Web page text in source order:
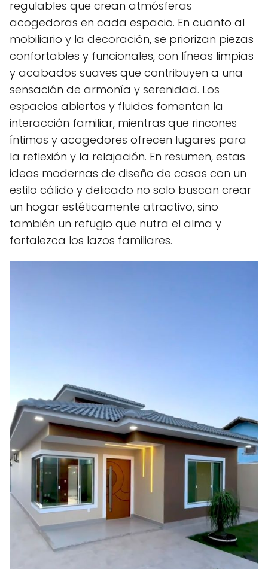
regulables que crean atmósferas
acogedoras en cada espacio. En cuanto al
mobiliario y la decoración, se priorizan piezas
confortables y funcionales, con líneas limpias
y acabados suaves que contribuyen a una
sensación de armonía y serenidad. Los
espacios abiertos y fluidos fomentan la
interacción familiar, mientras que rincones
íntimos y acogedores ofrecen lugares para
la reflexión y la relajación. En resumen, estas
ideas modernas de diseño de casas con un
estilo cálido y delicado no solo buscan crear
un hogar estéticamente atractivo, sino
también un refugio que nutra el alma y
fortalezca los lazos familiares.